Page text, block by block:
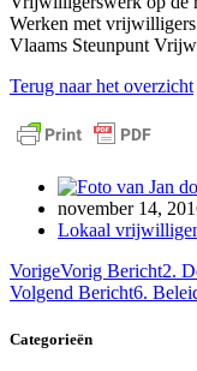
Werken met
Vlaams Steunpunt
Terug naar het overzicht
november 14,
Lokaal
VorigeVorig Bericht2.
Volgend Bericht6.
Categorieën